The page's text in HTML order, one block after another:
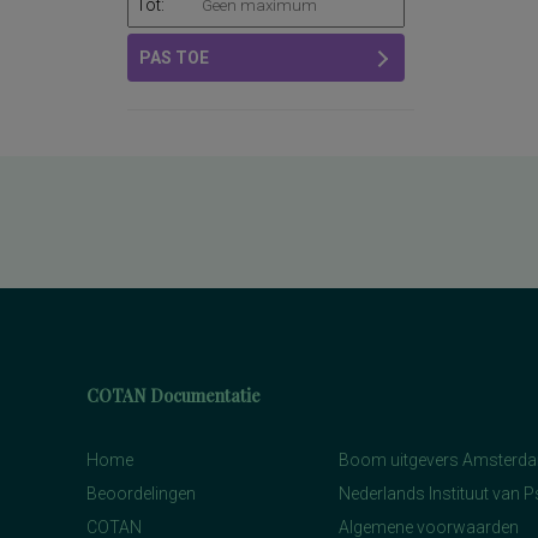
Tot:
PAS TOE
COTAN Documentatie
Home
Beoordelingen
COTAN
Boom uitgevers
Nederlands Instituut van
Algemene voorwaarden